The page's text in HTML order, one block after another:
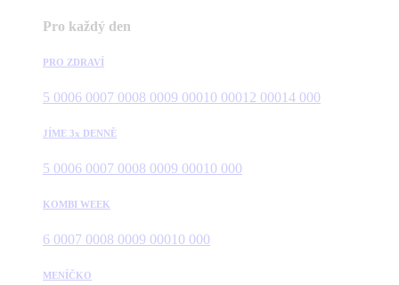
Pro každý den
PRO ZDRAVÍ
5 0006 0007 0008 0009 00010 00012 00014 000
JÍME 3x DENNĚ
5 0006 0007 0008 0009 00010 000
KOMBI WEEK
6 0007 0008 0009 00010 000
MENÍČKO